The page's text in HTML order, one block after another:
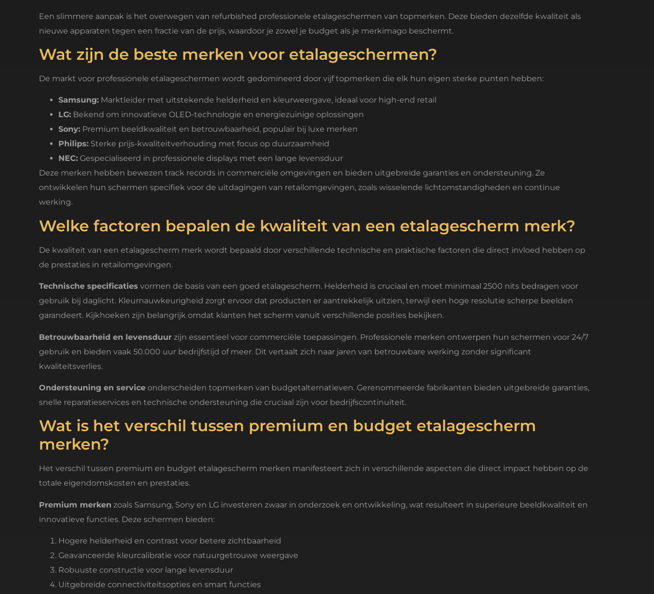
Een slimmere aanpak is het overwegen van refurbished professionele etalageschermen van topmerken. Deze bieden dezelfde kwaliteit als
nieuwe apparaten tegen een fractie van de prijs, waardoor je zowel je budget als je merkimago beschermt.
Wat zijn de beste merken voor etalageschermen?
De markt voor professionele etalageschermen wordt gedomineerd door vijf topmerken die elk hun eigen sterke punten hebben:
Samsung: Marktleider met uitstekende helderheid en kleurweergave, ideaal voor high-end retail
LG: Bekend om innovatieve OLED-technologie en energiezuinige oplossingen
Sony: Premium beeldkwaliteit en betrouwbaarheid, populair bij luxe merken
Philips: Sterke prijs-kwaliteitverhouding met focus op duurzaamheid
NEC: Gespecialiseerd in professionele displays met een lange levensduur
Deze merken hebben bewezen track records in commerciële omgevingen en bieden uitgebreide garanties en ondersteuning. Ze
ontwikkelen hun schermen specifiek voor de uitdagingen van retailomgevingen, zoals wisselende lichtomstandigheden en continue
werking.
Welke factoren bepalen de kwaliteit van een etalagescherm merk?
De kwaliteit van een etalagescherm merk wordt bepaald door verschillende technische en praktische factoren die direct invloed hebben op
de prestaties in retailomgevingen.
Technische specificaties vormen de basis van een goed etalagescherm. Helderheid is cruciaal en moet minimaal 2500 nits bedragen voor
gebruik bij daglicht. Kleurnauwkeurigheid zorgt ervoor dat producten er aantrekkelijk uitzien, terwijl een hoge resolutie scherpe beelden
garandeert. Kijkhoeken zijn belangrijk omdat klanten het scherm vanuit verschillende posities bekijken.
Betrouwbaarheid en levensduur zijn essentieel voor commerciële toepassingen. Professionele merken ontwerpen hun schermen voor 24/7
gebruik en bieden vaak 50.000 uur bedrijfstijd of meer. Dit vertaalt zich naar jaren van betrouwbare werking zonder significant
kwaliteitsverlies.
Ondersteuning en service onderscheiden topmerken van budgetalternatieven. Gerenommeerde fabrikanten bieden uitgebreide garanties,
snelle reparatieservices en technische ondersteuning die cruciaal zijn voor bedrijfscontinuïteit.
Wat is het verschil tussen premium en budget etalagescherm
merken?
Het verschil tussen premium en budget etalagescherm merken manifesteert zich in verschillende aspecten die direct impact hebben op de
totale eigendomskosten en prestaties.
Premium merken zoals Samsung, Sony en LG investeren zwaar in onderzoek en ontwikkeling, wat resulteert in superieure beeldkwaliteit en
innovatieve functies. Deze schermen bieden:
Hogere helderheid en contrast voor betere zichtbaarheid
Geavanceerde kleurcalibratie voor natuurgetrouwe weergave
Robuuste constructie voor lange levensduur
Uitgebreide connectiviteitsopties en smart functies